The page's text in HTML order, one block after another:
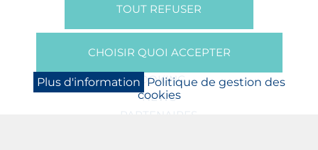
SUR NOUS
Presse
BOOKING
NEWS
PARTENAIRES
TOUT REFUSER
CHOISIR QUOI ACCEPTER
Plus d'information Politique de gestion des
cookies